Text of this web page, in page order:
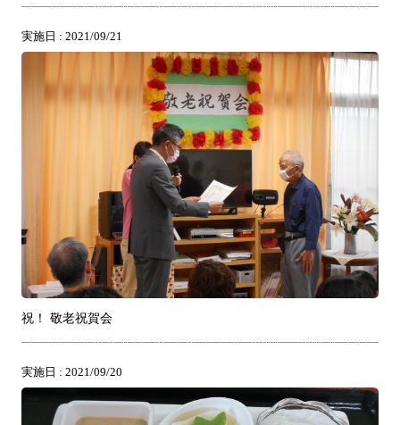
実施日 : 2021/09/21
祝！ 敬老祝賀会
実施日 : 2021/09/20